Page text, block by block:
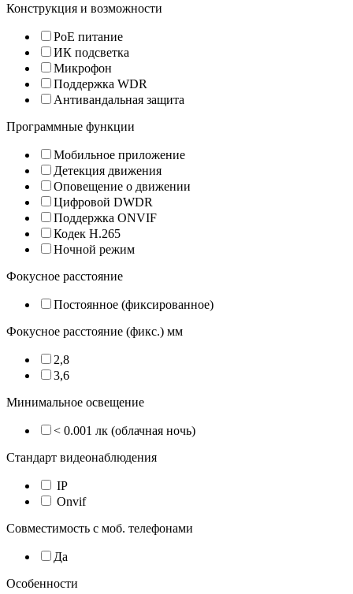
Конструкция и возможности
PoE питание
ИК подсветка
Микрофон
Поддержка WDR
Антивандальная защита
Программные функции
Мобильное приложение
Детекция движения
Оповещение о движении
Цифровой DWDR
Поддержка ONVIF
Кодек H.265
Ночной режим
Фокусное расстояние
Постоянное (фиксированное)
Фокусное расстояние (фикс.) мм
2,8
3,6
Минимальное освещение
< 0.001 лк (облачная ночь)
Стандарт видеонаблюдения
IP
Onvif
Совместимость с моб. телефонами
Да
Особенности